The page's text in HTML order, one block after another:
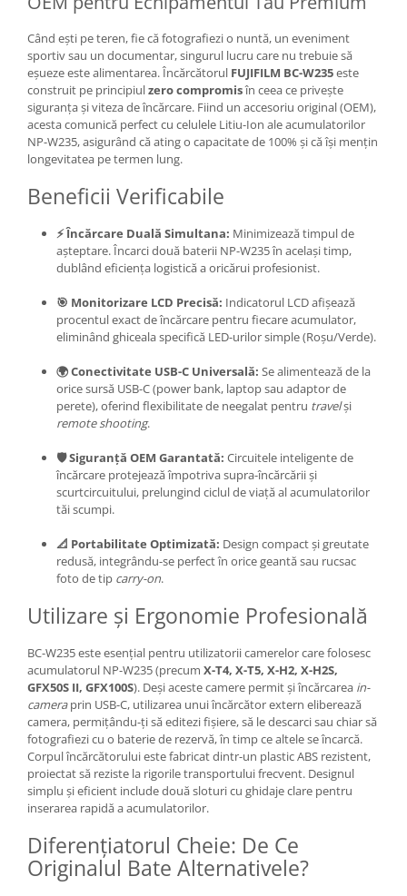
Telecomenzi
LCD protectie
Recordere audio digitale
Acumulatori si baterii
Acumulatori Foto
Acumulatori AA/AAA (R6/R3)) si
incarcatoare
Incarcatoare acumulatori Foto-
Huse protectie acumulatori foto
Tablete grafice
Adaptoare pentru convertoare sau
Alimentatoare 220V
Cabluri
Carcase de tip Cage, pentru
integrare in sisteme video
Curatare Senzor
Huse de ploaie
Microfoane / Reportofoane
Transmitator de fisiere fara fir
Vizor
Accesorii diverse
Genti, Rucsacuri, Troller foto
Genti foto
Genti Holster TopLoader
Genti, Troller Video
Rucsacuri Foto
Only One Shoulder - SlingShot
Tocuri si huse protectie aparate
Hamuri si Centuri foto
Când ești pe teren,fie că fotografiezi o nuntă, un eveniment
sportiv sau un documentar,singurul lucru care nu trebuie să
eșueze este alimentarea.Încărcătorul FUJIFILM BC-W235este
construit pe principiulzero compromisîn ceea ce privește
siguranța și viteza de încărcare. Fiind un accesoriu original (OEM),
acesta comunică perfect cu celulele Litiu-Ion ale acumulatorilor
NP-W235,asigurând că ating o capacitate de 100% și că își mențin
longevitatea pe termen lung.
Beneficii Verificabile
⚡ Încărcare Duală Simultana: Minimizează timpul de
așteptare.Încarci două baterii NP-W235 în același timp,
dublând eficiența logistică a oricărui profesionist.
🎯 Monitorizare LCD Precisă: Indicatorul LCD afișează
procentul exact de încărcare pentru fiecare acumulator,
eliminând ghiceala specifică LED-urilor simple (Roșu/Verde).
🌍 Conectivitate USB-C Universală: Se alimentează de la
orice sursă USB-C (power bank, laptop sau adaptor de
perete),oferind flexibilitate de neegalat pentru travelși
remote shooting.
🛡️ Siguranță OEM Garantată: Circuitele inteligente de
încărcare protejează împotriva supra-încărcării și
scurtcircuitului, prelungind ciclul de viață al acumulatorilor
tăi scumpi.
📐 Portabilitate Optimizată: Design compact și greutate
redusă, integrându-se perfect în orice geantă sau rucsac
foto de tip carry-on.
Utilizare și Ergonomie Profesională
BC-W235 este esențial pentru utilizatorii camerelor care folosesc
acumulatorul NP-W235 (precum X-T4, X-T5, X-H2, X-H2S,
GFX50S II, GFX100S). Deși aceste camere permit și încărcarea in-
cameraprin USB-C, utilizarea unui încărcător extern eliberează
camera, permițându-ți să editezi fișiere,să le descarci sau chiar să
fotografiezi cu o baterie de rezervă,în timp ce altele se încarcă.
Corpul încărcătorului este fabricat dintr-un plastic ABS rezistent,
proiectat să reziste la rigorile transportului frecvent. Designul
simplu și eficient include două sloturi cu ghidaje clare pentru
inserarea rapidă a acumulatorilor.
Diferențiatorul Cheie: De Ce
Originalul Bate Alternativele?